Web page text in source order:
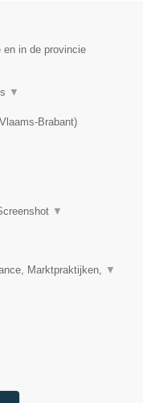
en in de provincie
▼
Vlaams-Brabant)
▼
Marktpraktijken, ▼